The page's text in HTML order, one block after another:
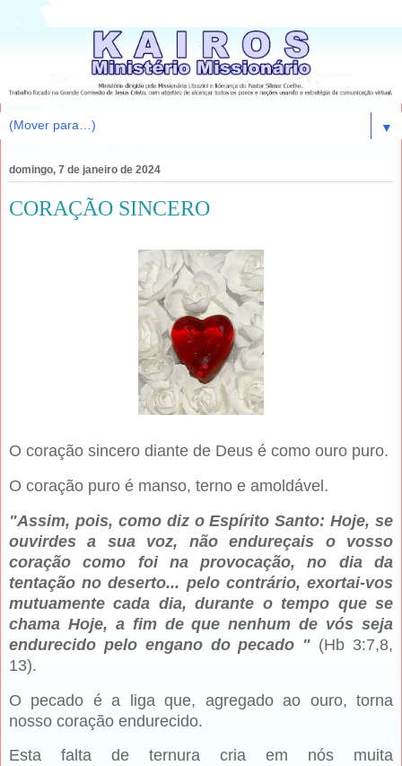
▼
domingo, 7 de janeiro de 2024
CORAÇÃO SINCERO
O coração sincero diante de Deus é como ouro puro.
O coração puro é manso, terno e amoldável.
"Assim, pois, como diz o Espírito Santo: Hoje, se
ouvirdes a sua voz, não endureçais o vosso
coração como foi na provocação, no dia da
tentação no deserto... pelo contrário, exortai-vos
mutuamente cada dia, durante o tempo que se
chama Hoje, a fim de que nenhum de vós seja
endurecido pelo engano do pecado " (Hb 3:7,8,
13).
O pecado é a liga que, agregado ao ouro, torna
nosso coração endurecido.
Esta falta de ternura cria em nós muita